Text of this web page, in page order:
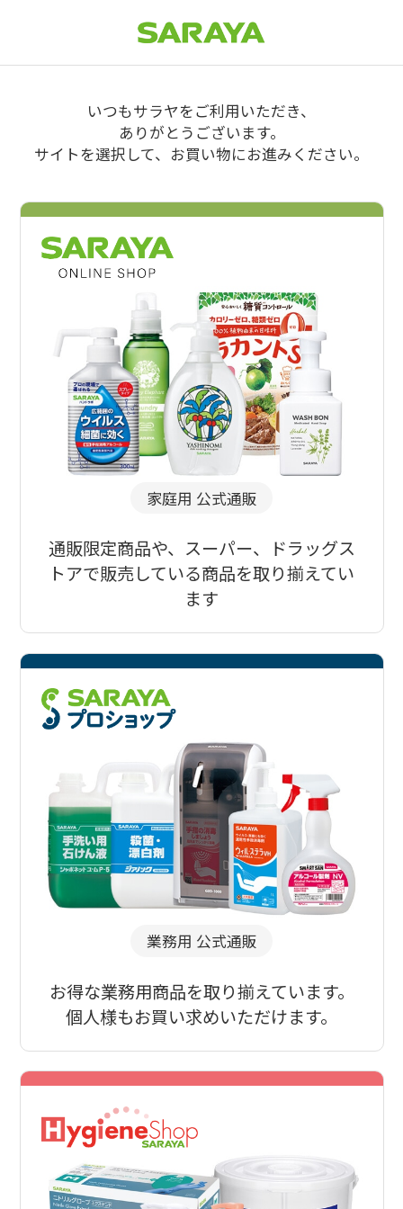
いつもサラヤをご利用いただき、
ありがとうございます。
サイトを選択して、お買い物にお進みください。
家庭用 公式通販
通販限定商品や、スーパー、ドラッグス
トアで販売している商品を取り揃えてい
ます
業務用 公式通販
お得な業務用商品を取り揃えています。
個人様もお買い求めいただけます。